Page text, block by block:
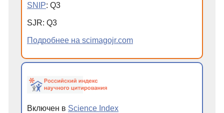
SNIP: Q3
SJR: Q3
Подробнее на scimagojr.com
Включен в Science Index